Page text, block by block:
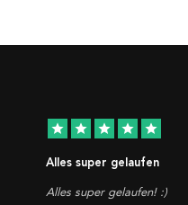
star star star star star
Alles super gelaufen
Alles super gelaufen! :)